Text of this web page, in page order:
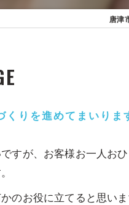
唐津
りを進めてまいりま
すが、お客様お一人お
のお役に立てると思いま